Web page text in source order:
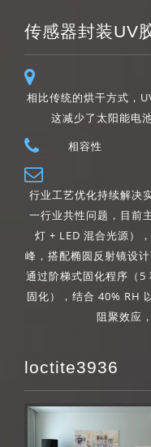
传感器封装UV
相比传统的烘干方式，
这减少了太阳能电
相容性
行业工艺优化持续解决
一行业共性问题，目前
灯 + LED 混合光源）
峰，搭配椭圆反射镜设
通过阶梯式固化程序（5
固化），结合 40% RH
阻聚效应
loctite3936